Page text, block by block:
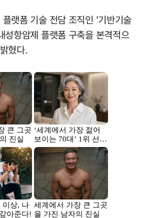
랫폼 기술 전담 조직인 '기반기술
성항암제 플랫폼 구축을 본격적으
혔다.